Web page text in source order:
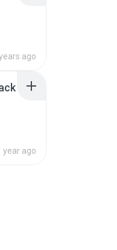
ago
year ago